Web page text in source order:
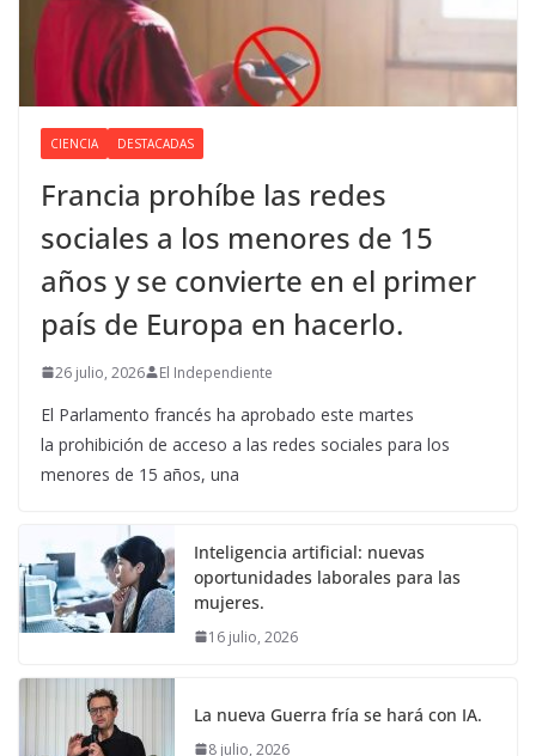
CIENCIA DESTACADAS
Francia prohíbe las redes
sociales a los menores de 15
años y se convierte en el primer
país de Europa en hacerlo.
26 julio, 2026 El Independiente
El Parlamento francés ha aprobado este martes
la prohibición de acceso a las redes sociales para los
menores de 15 años, una
Inteligencia artificial: nuevas
oportunidades laborales para las
mujeres.
16 julio, 2026
La nueva Guerra fría se hará con IA.
8 julio, 2026